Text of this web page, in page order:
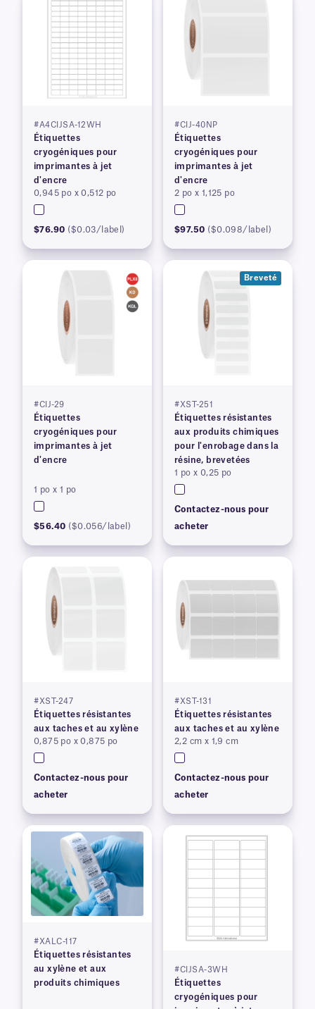
#A4CIJSA-12WH
Étiquettes
cryogéniques pour
imprimantes à jet
d'encre
0,945 po x 0,512 po
$76.90 ($0.03/label)
#CIJ-40NP
Étiquettes
cryogéniques pour
imprimantes à jet
d'encre
2 po x 1,125 po
$97.50 ($0.098/label)
#CIJ-29
Étiquettes
cryogéniques pour
imprimantes à jet
d'encre
1 po x 1 po
$56.40 ($0.056/label)
Breveté
#XST-251
Étiquettes résistantes
aux produits chimiques
pour l'enrobage dans la
résine, brevetées
1 po x 0,25 po
Contactez-nous pour
acheter
#XST-247
Étiquettes résistantes
aux taches et au xylène
0,875 po x 0,875 po
Contactez-nous pour
acheter
#XST-131
Étiquettes résistantes
aux taches et au xylène
2,2 cm x 1,9 cm
Contactez-nous pour
acheter
#XALC-117
Étiquettes résistantes
au xylène et aux
produits chimiques
#CIJSA-3WH
Étiquettes
cryogéniques pour